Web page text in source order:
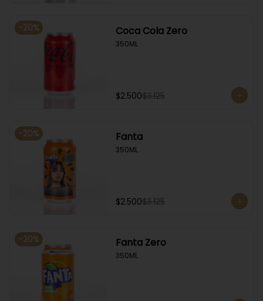
-20% Coca Cola Zero
350ML
$2.500$3.125
-20% Fanta
350ML
$2.500$3.125
-20% Fanta Zero
350ML